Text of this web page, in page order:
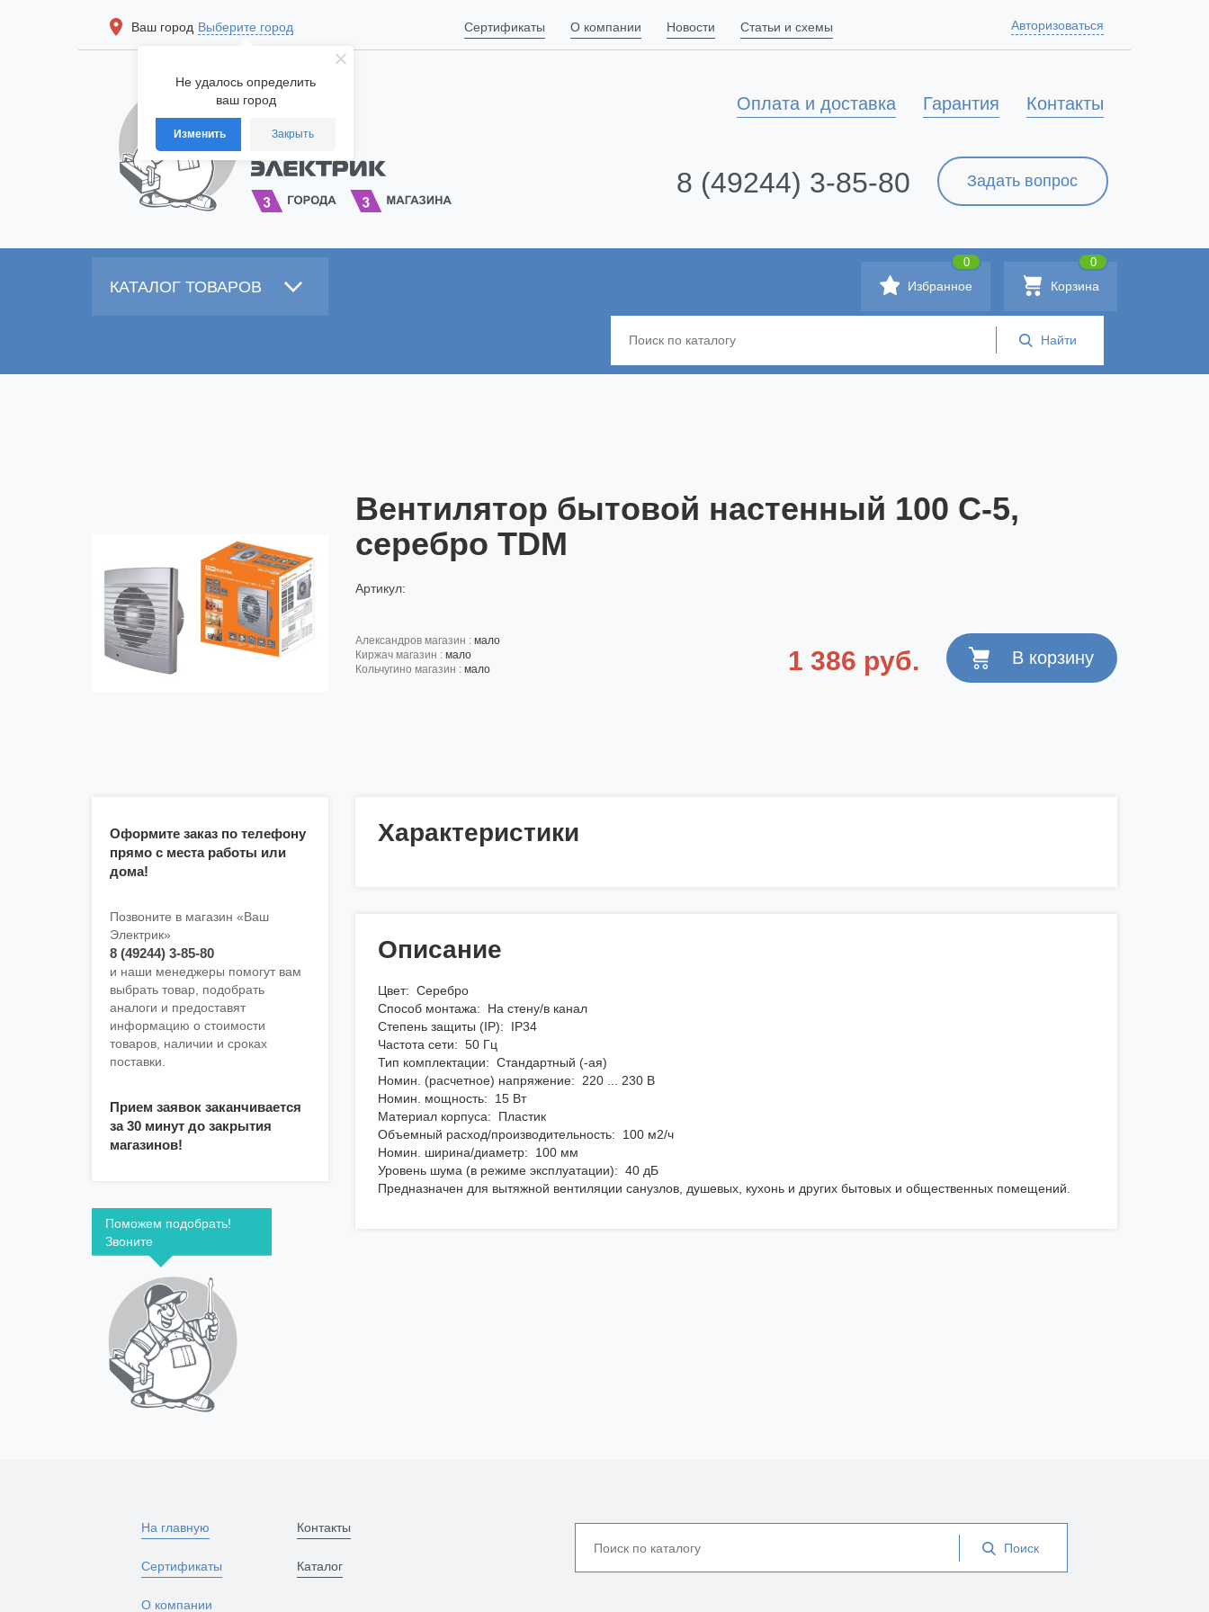
Не удалось определить
ваш город
Изменить Закрыть
Ваш город Выберите город Сертификаты О компании Новости Статьи и схемы Авторизоваться
Контакты
Гарантия
Оплата и доставка
Задать вопрос
8 (49244) 3-85-80
КАТАЛОГ ТОВАРОВ Корзина
0
Избранное
0
Вентилятор бытовой настенный 100 С-5,
серебро TDM
Артикул:
александров магазин : мало
киржач магазин : мало
кольчугино магазин : мало 1 386 руб.
Оформите заказ по телефону
прямо с места работы или
дома!
Позвоните в магазин «Ваш
Электрик»
8 (49244) 3-85-80
и наши менеджеры помогут вам
выбрать товар, подобрать
аналоги и предоставят
информацию о стоимости
товаров, наличии и сроках
поставки.
Прием заявок заканчивается
за 30 минут до закрытия
магазинов!
Поможем подобрать!
Звоните
Характеристики
Описание
Цвет: Серебро
Способ монтажа: На стену/в канал
Степень защиты (IP): IP34
Частота сети: 50 Гц
Тип комплектации: Стандартный (-ая)
Номин. (расчетное) напряжение: 220 ... 230 В
Номин. мощность: 15 Вт
Материал корпуса: Пластик
Объемный расход/производительность: 100 м2/ч
Номин. ширина/диаметр: 100 мм
Уровень шума (в режиме эксплуатации): 40 дБ
Предназначен для вытяжной вентиляции санузлов, душевых, кухонь и других бытовых и общественных помещений.
На главную
Сертификаты
О компании
Контакты
Каталог